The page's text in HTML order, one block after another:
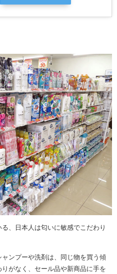
、日本人は匂いに敏感でこだわり
ンプーや洗剤は、同じ物を買う傾
がなく、セール品や新商品に手を